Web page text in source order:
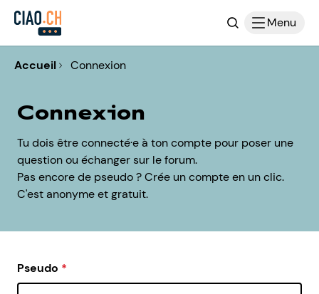
Recherche
Menu
Accueil Connexion
Connexion
Tu dois être connecté·e à ton compte pour poser une
question ou échanger sur le forum.
Pas encore de pseudo ? Crée un compte en un clic.
C'est anonyme et gratuit.
Pseudo *